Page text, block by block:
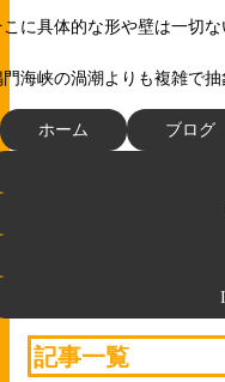
こに具体的な形や壁は一切な
門海峡の渦潮よりも複雑で
ホーム ブログ
記事一覧